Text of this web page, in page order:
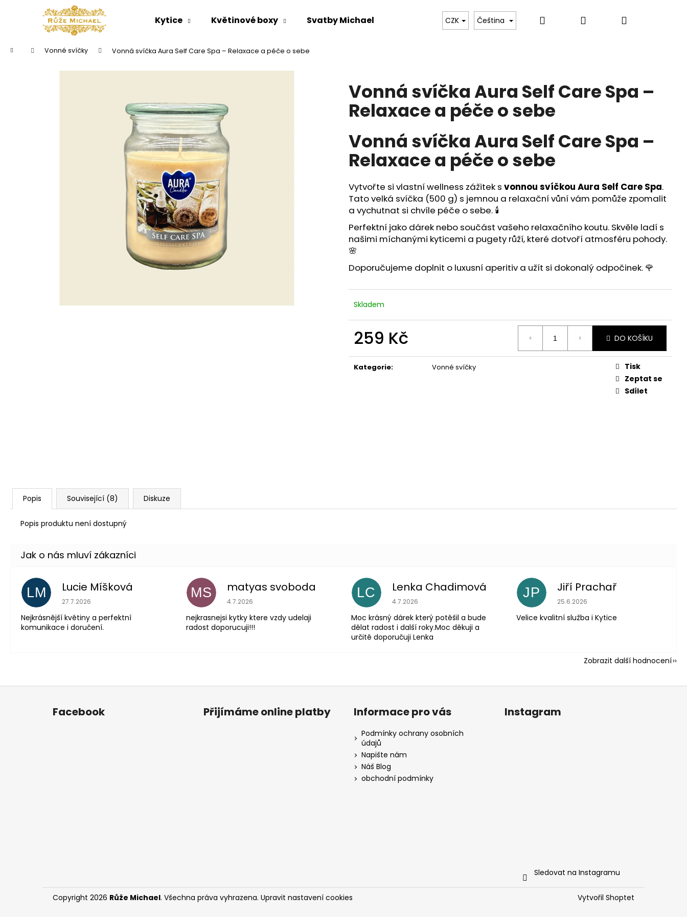
Kytice Květinové boxy Svatby Michael Zážitky na míru Tulipány Dara Květinové kurzy – Umění
CZK Čeština Hledat PřihlášeníNákupní
Domů Vonné svíčky Vonná svíčka Aura Self Care Spa – Relaxace a péče o sebe
Vonná svíčka Aura Self Care Spa –
Relaxace a péče o sebe
Vonná svíčka Aura Self Care Spa –
Relaxace a péče o sebe
Vytvořte si vlastní wellness zážitek s vonnou svíčkou Aura Self Care Spa.
Tato velká svíčka (500 g) s jemnou a relaxační vůní vám pomůže zpomalit
a vychutnat si chvíle péče o sebe. 🕯️
Perfektní jako dárek nebo součást vašeho relaxačního koutu. Skvěle ladí s
našimi míchanými kyticemi a pugety růží, které dotvoří atmosféru pohody.
🌸
Doporučujeme doplnit o luxusní aperitiv a užít si dokonalý odpočinek. 🌹
Skladem
259 Kč DO KOŠÍKU
Kategorie: Vonné svíčky
Tisk
Zeptat se
Sdílet
Popis Související (8) Diskuze
Popis produktu není dostupný
LM Lucie Míšková
Hodnocení obchodu je 5 z 5 hvězdiček.
27.7.2026
Nejkrásnější květiny a perfektní
komunikace i doručení.
MS matyas svoboda
Hodnocení obchodu je 5 z 5 hvězdiček.
4.7.2026
nejkrasnejsi kytky ktere vzdy udelaji
radost doporucuji!!!
LC Lenka Chadimová
Hodnocení obchodu je 5 z 5 hvězdiček.
4.7.2026
Moc krásný dárek který potěšil a bude
dělat radost i další roky.Moc děkuji a
určitě doporučuji Lenka
JP Jiří Prachař
Hodnocení obchodu je 5 z 5
25.6.2026
Velice kvalitní služba i Kytice
Zobrazit další hodnocení
Zpět
obchodu
Zpět
obchodu
Co potřebujete najít?
HLEDAT
Z
Facebook Přijímáme online platby Informace pro vás
Podmínky ochrany osobních
údajů
Napište nám
Náš Blog
obchodní podmínky
Instagram
Sledovat na Instagramu
Vytvořil Shoptet
Copyright 2026 Růže Michael. Všechna práva vyhrazena. Upravit nastavení cookies